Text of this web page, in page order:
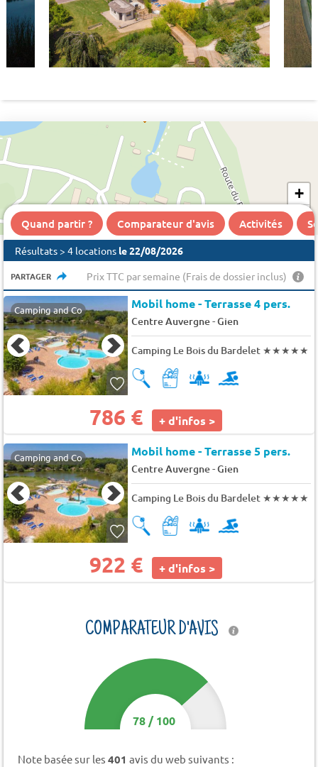
972 €
+
−
Quand partir ? Comparateur d'avis Activités
Résultats > 4 locations le 22/08/2026
PARTAGER Prix TTC par semaine (Frais de dossier inclus)
Camping and Co Mobil home - Terrasse 4 pers.
Centre Auvergne-Gien
Camping Le Bois du Bardelet ★★★★★
786 € + d'infos >
Camping and Co Mobil home - Terrasse 5 pers.
Centre Auvergne-Gien
Camping Le Bois du Bardelet ★★★★★
922 € + d'infos >
COMPARATEUR D'AVIS
78/100
Note basée sur les 401 avis du web suivants :